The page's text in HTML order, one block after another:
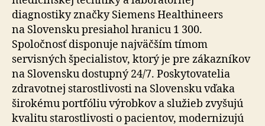
diagnostiky značky Siemens Healthineers
na Slo­ven­sku presiahol hranicu 1 300.
Spoločnosť disponuje naj­väčším tímom
servisných špecialistov, ktorý je pre zá­kaz­níkov
na Slo­ven­sku dostupný 24/7. Posky­to­va­telia
zdravotnej starostlivosti na Slo­ven­sku vďaka
širokému portfóliu výrobkov a služieb zvy­šujú
kvalitu starostlivosti o pacientov, mo­der­ni­zujú